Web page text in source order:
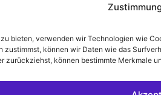
bieten, verwenden wir Technologien wie
zustimmst, können wir Daten wie das
zurückziehst, können bestimmte Merkmale